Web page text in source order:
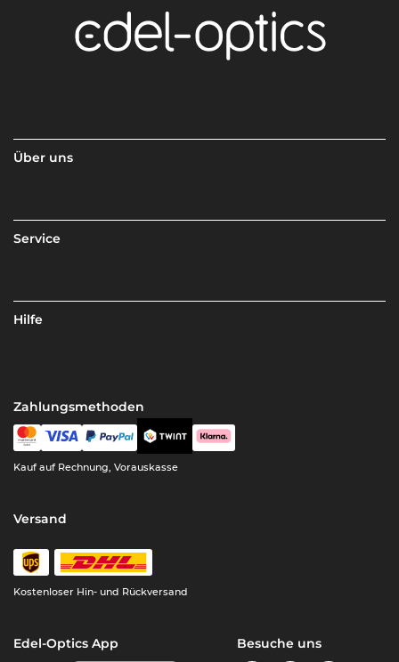
Über uns
Service
Hilfe
Zahlungsmethoden
Kauf auf Rechnung, Vorauskasse
Versand
Kostenloser Hin- und Rückversand
Edel-Optics App Besuche uns